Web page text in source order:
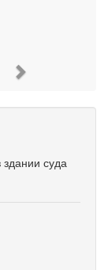
здании суда